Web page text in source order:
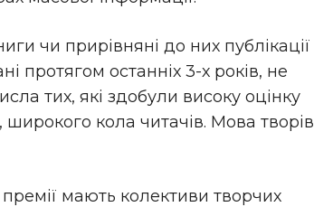
чи прирівняні до них публікації
протягом останніх 3-х років, не
тих, які здобули високу оцінку
широкого кола читачів. Мова творів
мають колективи творчих